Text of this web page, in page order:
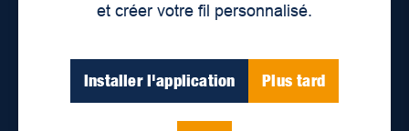
et créer votre fil personnalisé.
Installer l'application Plus tard